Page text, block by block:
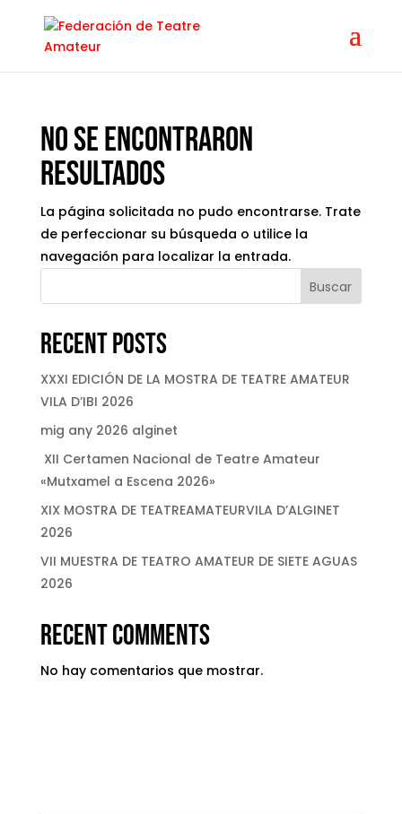
No se encontraron
resultados
La página solicitada no pudo encontrarse. Trate
de perfeccionar su búsqueda o utilice la
navegación para localizar la entrada.
Buscar
Recent Posts
XXXI EDICIÓN DE LA MOSTRA DE TEATRE AMATEUR
VILA D’IBI 2026
mig any 2026 alginet
XII Certamen Nacional de Teatre Amateur
«Mutxamel a Escena 2026»
XIX MOSTRA DE TEATREAMATEURVILA D’ALGINET
2026
VII MUESTRA DE TEATRO AMATEUR DE SIETE AGUAS
2026
Recent Comments
No hay comentarios que mostrar.